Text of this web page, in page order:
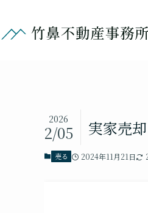
実家売
2026
2/05
売る 2024年11月21日